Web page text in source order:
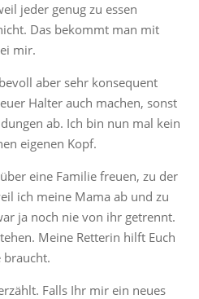
jeder genug zu essen
Das bekommt man mit
mir.
aber sehr konsequent
Halter auch machen, sonst
ab. Ich bin nun mal kein
eigenen Kopf.
eine Familie freuen, zu der
ich meine Mama ab und zu
ja noch nie von ihr getrennt.
Meine Retterin hilft Euch
Falls Ihr mir ein neues